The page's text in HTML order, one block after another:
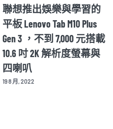
聯想推出娛樂與學習的
平板 Lenovo Tab M10 Plus
Gen 3 ，不到 7,000 元搭載
10.6 吋 2K 解析度螢幕與
四喇叭
19 8 月, 2022